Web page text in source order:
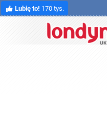
Lubię to! 170 tys.